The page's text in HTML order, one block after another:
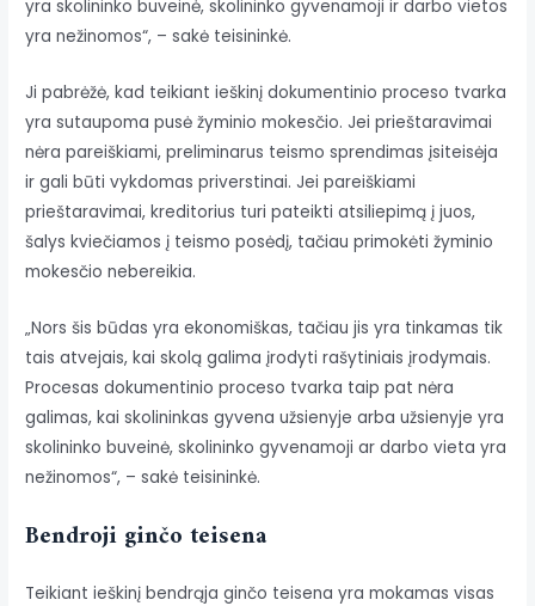
yra skolininko buveinė, skolininko gyvenamoji ir darbo vietos
yra nežinomos“, – sakė teisininkė.
Ji pabrėžė, kad teikiant ieškinį dokumentinio proceso tvarka
yra sutaupoma pusė žyminio mokesčio. Jei prieštaravimai
nėra pareiškiami, preliminarus teismo sprendimas įsiteisėja
ir gali būti vykdomas priverstinai. Jei pareiškiami
prieštaravimai, kreditorius turi pateikti atsiliepimą į juos,
šalys kviečiamos į teismo posėdį, tačiau primokėti žyminio
mokesčio nebereikia.
„Nors šis būdas yra ekonomiškas, tačiau jis yra tinkamas tik
tais atvejais, kai skolą galima įrodyti rašytiniais įrodymais.
Procesas dokumentinio proceso tvarka taip pat nėra
galimas, kai skolininkas gyvena užsienyje arba užsienyje yra
skolininko buveinė, skolininko gyvenamoji ar darbo vieta yra
nežinomos“, – sakė teisininkė.
Bendroji ginčo teisena
Teikiant ieškinį bendrąja ginčo teisena yra mokamas visas